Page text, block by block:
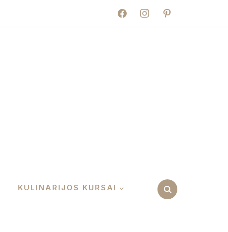
facebookinstagrampinterest
KULINARIJOS KURSAI